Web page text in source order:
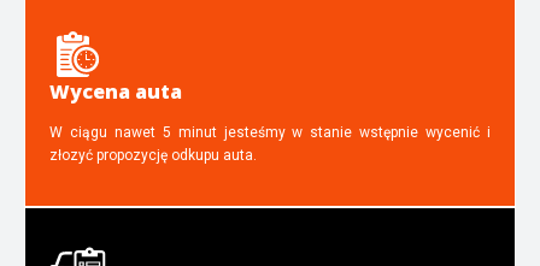
Wycena auta
W ciągu nawet 5 minut jesteśmy w stanie wstępnie wycenić i
złozyć propozycję odkupu auta.